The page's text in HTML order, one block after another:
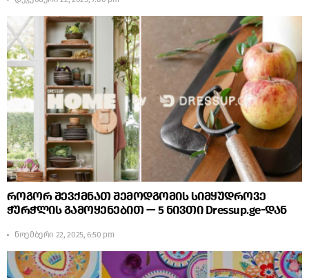
როგორ შევქმნათ შემოდგომის სიმყუდროვე
ჭურჭლის გამოყენებით — 5 ნივთი Dressup.ge-დან
ნოემბერი 22, 2025, 6:50 pm